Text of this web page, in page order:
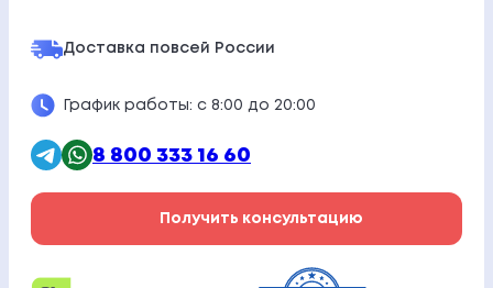
Доставка повсей России
График работы: с 8:00 до 20:00
8 800 333 16 60
Получить консультацию